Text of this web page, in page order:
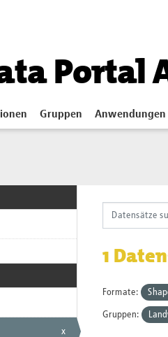
Portal
Gruppen Anwendungen
x
1
Formate:
Gruppen: